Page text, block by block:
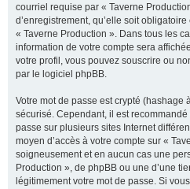
courriel requise par « Taverne
d’enregistrement, qu’elle soit
« Taverne Production ». Dans tous les
information de votre compte sera
votre profil, vous pouvez souscrire ou
par le logiciel phpBB.
Votre mot de passe est crypté (hashage
sécurisé. Cependant, il est
passe sur plusieurs sites Internet
moyen d’accès à votre compte sur «
soigneusement et en aucun cas une
Production », de phpBB ou une d’une
légitimement votre mot de passe. Si